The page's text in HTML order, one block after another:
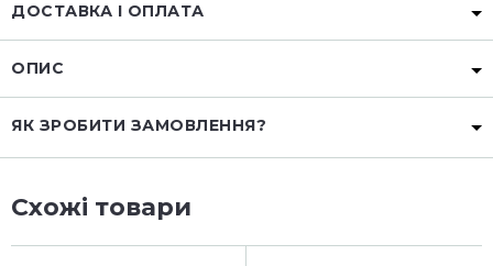
ДОСТАВКА І ОПЛАТА
ОПИС
ЯК ЗРОБИТИ ЗАМОВЛЕННЯ?
Схожі товари